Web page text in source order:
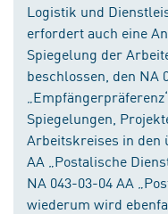
Logistik und
erfordert auch eine
Spiegelung der
beschlossen, den NA
Spiegelungen,
Arbeitskreises in den
AA „Postalische
NA 043-03-04 AA
wiederum wird